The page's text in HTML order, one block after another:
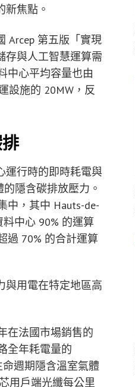
焦點。
Arcep 第五版「實現
存與人工智慧運算需
中心平均容量也由
設施的 20MW，反
運行時的即時耗電與
隱含碳排放壓力。
中，其中 Hauts-de-
料中心 90% 的運算
過 70% 的合計運算
與用電在特定地區高
在法國市場銷售的
全年耗電量的
週期隱含溫室氣體
用戶端光纖每公里